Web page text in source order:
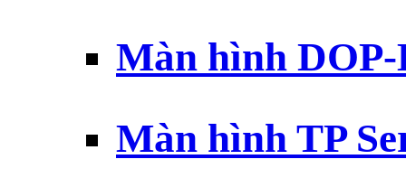
Màn hình DOP-
Màn hình TP